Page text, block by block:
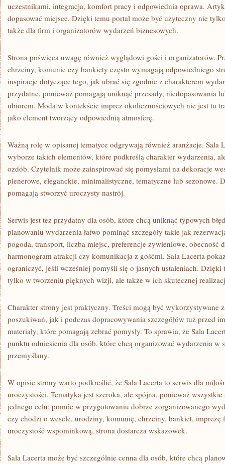
uczestnikami, integracja, komfort pracy i odpowiednia oprawa.
dopasować miejsce. Dzięki temu portal może być użyteczny nie
także dla firm i organizatorów wydarzeń biznesowych.
Strona poświęca uwagę również wyglądowi gości i organizatorów.
chrzciny, komunie czy bankiety często wymagają odpowiedniego
inspiracje dotyczące tego, jak ubrać się zgodnie z charakterem
przydatne, ponieważ pomagają uniknąć przesady, niedopasowania
ubiorem. Moda w kontekście imprez okolicznościowych nie jest tu
jako element tworzący odpowiednią atmosferę.
Ważną rolę w opisanej tematyce odgrywają również aranżacje. Sala
wyborze takich elementów, które podkreślą charakter wydarzenia,
ozdób. Czytelnik może zainspirować się pomysłami na dekoracje
plenerowe, eleganckie, minimalistyczne, tematyczne lub sezonowe.
pomagają stworzyć uroczysty nastrój.
Serwis jest też przydatny dla osób, które chcą uniknąć typowych
planowaniu wydarzenia łatwo pominąć szczegóły takie jak
pogoda, transport, liczba miejsc, preferencje żywieniowe, obecność
harmonogram atrakcji czy komunikacja z gośćmi. Sala Lacerta
ograniczyć, jeśli wcześniej pomyśli się o jasnych ustaleniach. Dzięki
tylko w tworzeniu pięknych wizji, ale także w ich skutecznej
Charakter strony jest praktyczny. Treści mogą być wykorzystywane
poszukiwań, jak i podczas dopracowywania szczegółów tuż przed
materiały, które pomagają zebrać pomysły. To sprawia, że Sala
punktu odniesienia dla osób, które chcą organizować wydarzenia w
przemyślany.
W opisie strony warto podkreślić, że Sala Lacerta to serwis dla
uroczystości. Tematyka jest szeroka, ale spójna, ponieważ
jednego celu: pomóc w przygotowaniu dobrze zorganizowanego
czy chodzi o wesele, urodziny, komunię, chrzciny, bankiet, imprezę
uroczystość wspominkową, strona dostarcza wskazówek.
Sala Lacerta może być szczególnie cenna dla osób, które chcą